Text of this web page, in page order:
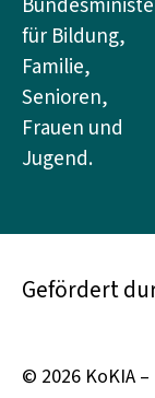
für Bildung,
Familie,
Senioren,
Frauen und
Jugend.
Gefördert
© 2026 KoKIA